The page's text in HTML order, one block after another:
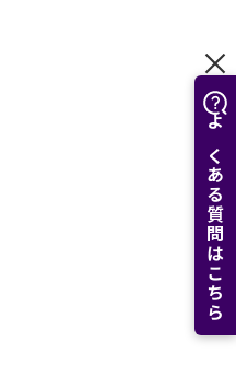
よくある質問はこちら